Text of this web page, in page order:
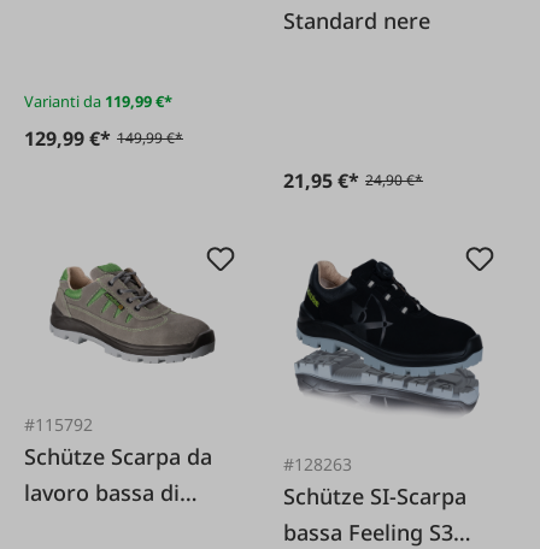
confortevole
Varianti da 119,99 €*
129,99 €* 149,99 €*
Standard nere
21,95 €* 24,90 €*
#115792
Schütze Scarpa da
lavoro bassa di
#128263
Schütze SI-Scarpa
bassa Feeling S3